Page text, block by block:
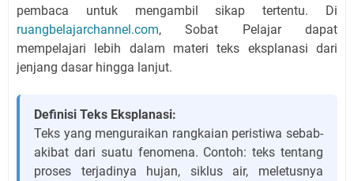
pembaca untuk mengambil sikap tertentu. Di
ruangbelajarchannel.com, Sobat Pelajar dapat
mempelajari lebih dalam materi teks eksplanasi dari
jenjang dasar hingga lanjut.
Definisi Teks Eksplanasi:
Teks yang menguraikan rangkaian peristiwa sebab-
akibat dari suatu fenomena. Contoh: teks tentang
proses terjadinya hujan, siklus air, meletusnya